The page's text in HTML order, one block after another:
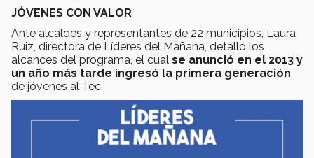
JÓVENES CON VALOR
Ante alcaldes y representantes de 22 municipios, Laura
Ruiz, directora de Líderes del Mañana, detalló los
alcances del programa, el cual se anunció en el 2013 y
un año más tarde ingresó la primera generación
de jóvenes al Tec.